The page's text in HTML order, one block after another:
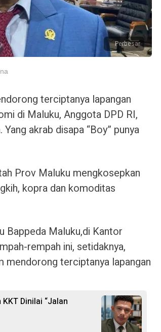
Perbesar
terciptanya lapangan
di Maluku, Anggota DPD RI,
akrab disapa “Boy” punya
Prov Maluku mengkosepkan
kopra dan komoditas
Bappeda Maluku,di Kantor
rempah ini, setidaknya,
mendorong terciptanya lapangan
Dinilai “Jalan